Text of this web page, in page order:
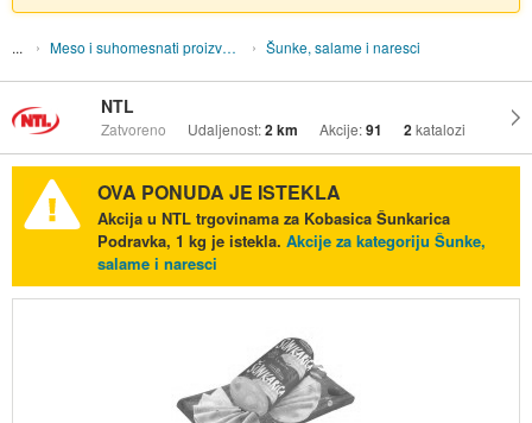
Meso i suhomesnati proizvodi Šunke, salame i naresci
NTL
Zatvoreno Udaljenost:2 km Akcije:91 2katalozi
OVA PONUDA JE ISTEKLA
Akcija u NTL trgovinama za Kobasica Šunkarica
Podravka, 1 kg je istekla. Akcije za kategoriju Šunke,
salame i naresci